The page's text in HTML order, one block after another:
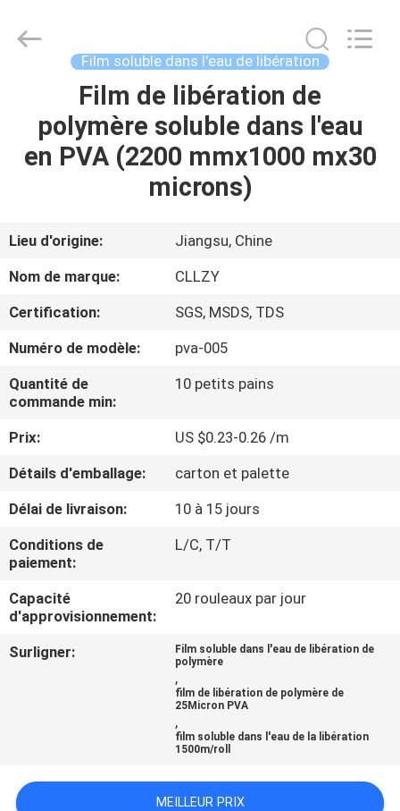
MAISON
À
PROPOS
NOUS
DE
L'USINE
CONTRÔLE
DE
LA
QUALITÉ
Greencradleland
Macromolecule
Film soluble dans l'eau de libération
Film de libération de
polymère soluble dans l'eau
en PVA (2200 mmx1000 mx30
microns)
Lieu d'origine:
Jiangsu, Chine
Nom de marque:
CLLZY
Certification:
SGS, MSDS, TDS
Numéro de modèle:
pva-005
Quantité de
commande min:
10 petits pains
Prix:
US $0.23-0.26 /m
Détails d'emballage:
carton et palette
Délai de livraison:
10 à 15 jours
Conditions de
paiement:
L/C, T/T
Capacité
d'approvisionnement:
20 rouleaux par jour
Surligner:
Film soluble dans l'eau de libération de
polymère
,
film de libération de polymère de
25Micron PVA
,
film soluble dans l'eau de la libération
1500m/roll
MEILLEUR PRIX